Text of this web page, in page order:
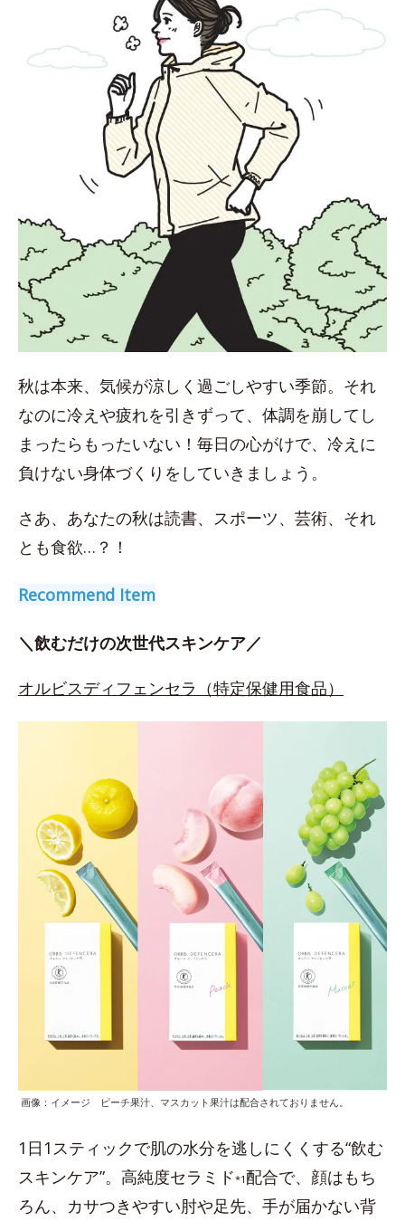
秋は本来、気候が涼しく過ごしやすい季節。それ
なのに冷えや疲れを引きずって、体調を崩してし
まったらもったいない！毎日の心がけで、冷えに
負けない身体づくりをしていきましょう。
さあ、あなたの秋は読書、スポーツ、芸術、それ
とも食欲…？！
Recommend Item
＼飲むだけの次世代スキンケア／
オルビスディフェンセラ（特定保健用食品）
画像：イメージ ピーチ果汁、マスカット果汁は配合されておりません。
1日1スティックで肌の水分を逃しにくくする“飲む
スキンケア”。高純度セラミド*1配合で、顔はもち
ろん、カサつきやすい肘や足先、手が届かない背